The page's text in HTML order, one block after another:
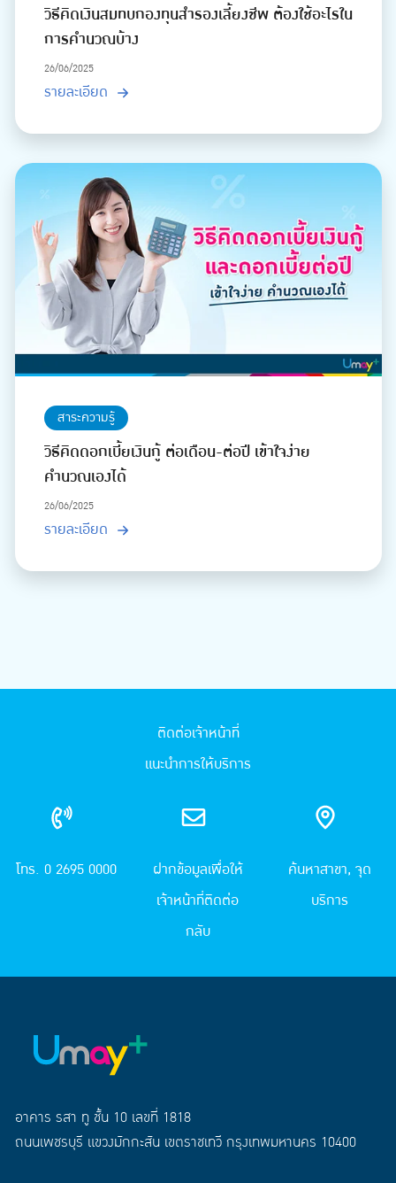
วิธีคิดเงินสมทบกองทุนสำรองเลี้ยงชีพ ต้องใช้อะไรใน
การคำนวณบ้าง
26/06/2025
รายละเอียด
สาระความรู้
วิธีคิดดอกเบี้ยเงินกู้ ต่อเดือน-ต่อปี เข้าใจง่าย
คำนวณเองได้
26/06/2025
รายละเอียด
ติดต่อเจ้าหน้าที่
แนะนำการให้บริการ
โทร. 0 2695 0000
ฝากข้อมูลเพื่อให้
เจ้าหน้าที่ติดต่อ
กลับ
ค้นหาสาขา, จุด
บริการ
อาคาร รสา ทู ชั้น 10 เลขที่ 1818
ถนนเพชรบุรี แขวงมักกะสัน เขตราชเทวี กรุงเทพมหานคร 10400